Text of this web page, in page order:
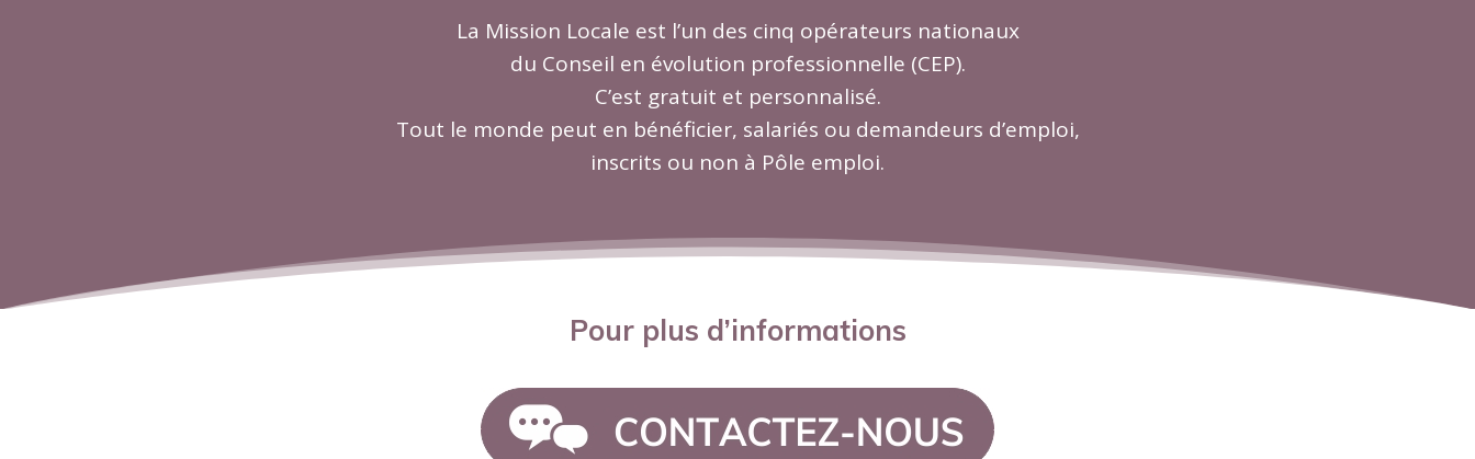
La Mission Locale est l’un des cinq opérateurs nationaux
du Conseil en évolution professionnelle (CEP).
C’est gratuit et personnalisé.
Tout le monde peut en bénéficier, salariés ou demandeurs d’emploi,
inscrits ou non à Pôle emploi.
Pour plus d’informations